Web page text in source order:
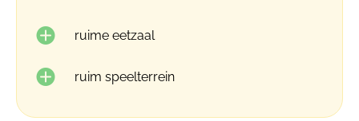
ruime eetzaal
ruim speelterrein